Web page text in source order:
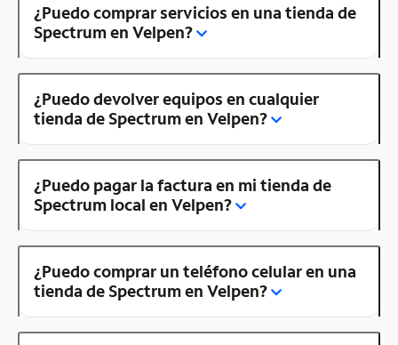
¿Puedo comprar servicios en una tienda de
Spectrum en Velpen?
¿Puedo devolver equipos en cualquier
tienda de Spectrum en Velpen?
¿Puedo pagar la factura en mi tienda de
Spectrum local en Velpen?
¿Puedo comprar un teléfono celular en una
tienda de Spectrum en Velpen?